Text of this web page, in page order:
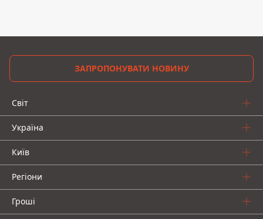
ЗАПРОПОНУВАТИ НОВИНУ
Світ
Україна
Київ
Регіони
Гроші